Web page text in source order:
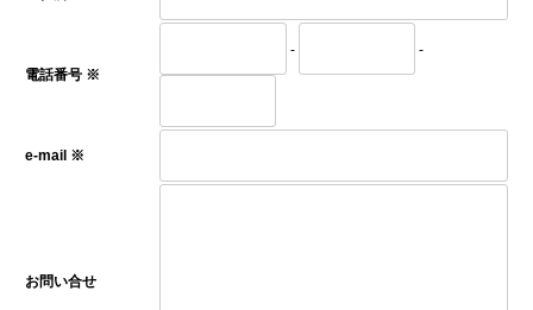
電話番号 ※
- -
e-mail ※
お問い合せ